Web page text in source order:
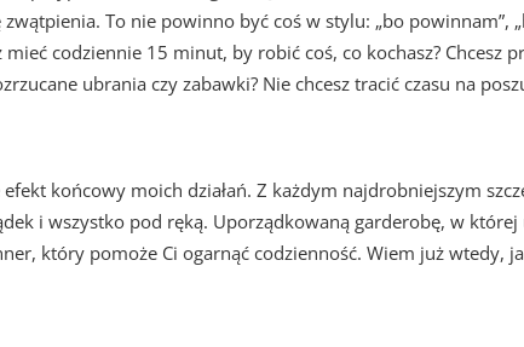
To nie powinno być coś w stylu: „bo powinnam”,
mieć codziennie 15 minut, by robić coś, co kochasz? Chcesz
ubrania czy zabawki? Nie chcesz tracić czasu na
końcowy moich działań. Z każdym najdrobniejszym
i wszystko pod ręką. Uporządkowaną garderobę, w
który pomoże Ci ogarnąć codzienność. Wiem już wtedy,